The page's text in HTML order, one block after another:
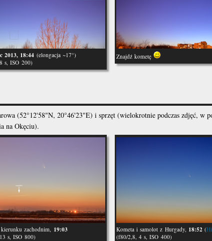
2013, 18:44 (elongacja ~17°)
s, ISO 200)
Znajdź kometę
(52°12'58"N, 20°46'23"E) i sprzęt (wielokrotnie podczas zdjęć, w
na Okęciu).
zachodnim, 19:03
s, ISO 800)
Kometa i samolot z Hurgady, 18:52(
(f80/2,8, 4 s, ISO 400)